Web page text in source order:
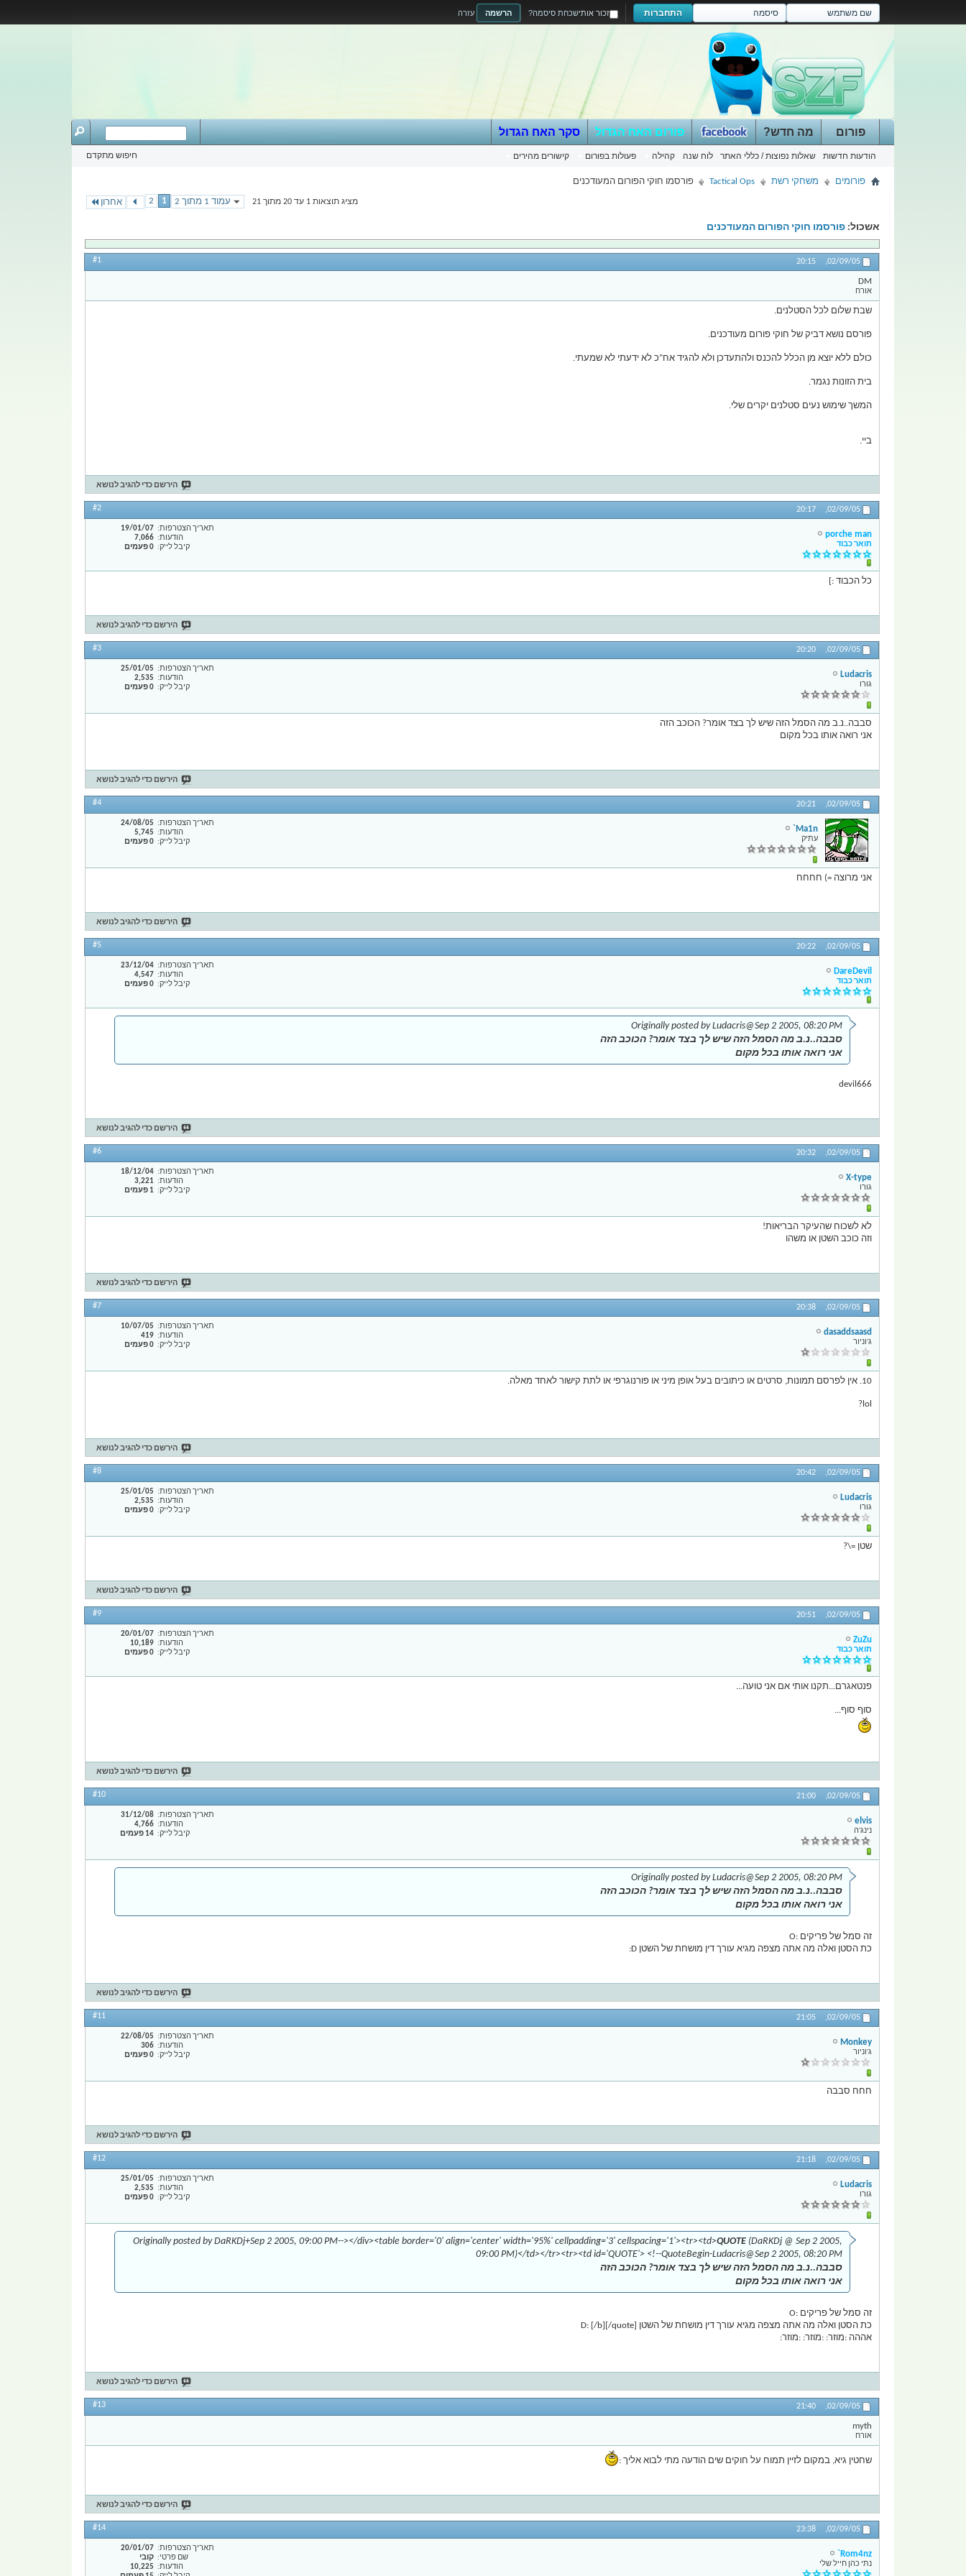
הרשמה עזרה התחברות זכור אותישכחת סיסמה?
פורום
הודעות חדשות שאלות נפוצות / כללי האתר לוח שנה קהילה פעולות בפורום קישורים מהירים
מה חדש? פורום האח הגדול סקר האח הגדול
חיפוש מתקדם
פורומים משחקי רשת Tactical Ops פורסמו חוקי הפורום המעודכנים
עמוד 1 מתוך 2 1
2 אחרון מציג תוצאות 1 עד 20 מתוך 21
אשכול: פורסמו חוקי הפורום המעודכנים
02/09/05,
20:15
#1
DM
אורח
שבת שלום לכל הסטלנים.
פורסם נושא דביק של חוקי פורום מעודכנים.
כולם ללא יוצא מן הכלל להכנס ולהתעדכן ולא להגיד אח"כ לא ידעתי לא שמעתי.
בית הזונות נגמר.
המשך שימוש נעים סטלנים יקרים שלי.
ביי.
הירשם כדי להגיב לנושא
02/09/05,
20:17
#2
porche man
תואר כבוד
תאריך הצטרפות
19/01/07
הודעות
7,066
קיבל לייק
0 פעמים
כל הכבוד :]
הירשם כדי להגיב לנושא
02/09/05,
20:20
#3
Ludacris
גורו
תאריך הצטרפות
25/01/05
הודעות
2,535
קיבל לייק
0 פעמים
סבבה..נ.ב מה הסמל הזה שיש לך בצד אומר? הכוכב הזה
אני רואה אותו בכל מקום
הירשם כדי להגיב לנושא
02/09/05,
20:21
#4
Ma1n`
עתיק
תאריך הצטרפות
24/08/05
הודעות
5,745
קיבל לייק
0 פעמים
אני מרוצה =) חחחח
הירשם כדי להגיב לנושא
02/09/05,
20:22
#5
DareDevil
תואר כבוד
תאריך הצטרפות
23/12/04
הודעות
4,547
קיבל לייק
0 פעמים
Originally posted by Ludacris@Sep 2 2005, 08:20 PM
סבבה..נ.ב מה הסמל הזה שיש לך בצד אומר? הכוכב הזה
אני רואה אותו בכל מקום
devil666
הירשם כדי להגיב לנושא
02/09/05,
20:32
#6
X-type
גורו
תאריך הצטרפות
18/12/04
הודעות
3,221
קיבל לייק
1 פעמים
לא לשכוח שהעיקר הבריאות!
וזה כוכב השטן או משהו
הירשם כדי להגיב לנושא
02/09/05,
20:38
#7
dasaddsaasd
ג'וניור
תאריך הצטרפות
10/07/05
הודעות
419
קיבל לייק
0 פעמים
10. אין לפרסם תמונות, סרטים או כיתובים בעל אופן מיני או פורנוגרפי או לתת קישור לאחד מאלה.
lol?
הירשם כדי להגיב לנושא
02/09/05,
20:42
#8
Ludacris
גורו
תאריך הצטרפות
25/01/05
הודעות
2,535
קיבל לייק
0 פעמים
שטן =\?
הירשם כדי להגיב לנושא
02/09/05,
20:51
#9
ZuZu
תואר כבוד
תאריך הצטרפות
20/01/07
הודעות
10,189
קיבל לייק
0 פעמים
פנטאגרם...תקנו אותי אם אני טועה...
סוף סוף...
הירשם כדי להגיב לנושא
02/09/05,
21:00
#10
elvis
נינג'ה
תאריך הצטרפות
31/12/08
הודעות
4,766
קיבל לייק
14 פעמים
Originally posted by Ludacris@Sep 2 2005, 08:20 PM
סבבה..נ.ב מה הסמל הזה שיש לך בצד אומר? הכוכב הזה
אני רואה אותו בכל מקום
זה סמל של פריקים :O
כת הסטן ואלה מה אתה מצפה מגיא עורך דין מושחת של השטן D:
הירשם כדי להגיב לנושא
02/09/05,
21:05
#11
Monkey
ג'וניור
תאריך הצטרפות
22/08/05
הודעות
306
קיבל לייק
0 פעמים
חחח סבבה
הירשם כדי להגיב לנושא
02/09/05,
21:18
#12
Ludacris
גורו
תאריך הצטרפות
25/01/05
הודעות
2,535
קיבל לייק
0 פעמים
Originally posted by DaRKDj+Sep 2 2005, 09:00 PM--></div><table border='0' align='center' width='95%' cellpadding='3' cellspacing='1'><tr><td>QUOTE (DaRKDj @ Sep 2 2005,
09:00 PM)</td></tr><tr><td id='QUOTE'> <!--QuoteBegin-Ludacris@Sep 2 2005, 08:20 PM
סבבה..נ.ב מה הסמל הזה שיש לך בצד אומר? הכוכב הזה
אני רואה אותו בכל מקום
זה סמל של פריקים :O
כת הסטן ואלה מה אתה מצפה מגיא עורך דין מושחת של השטן D: [/b][/quote]
אההה :מוזר: :מוזר: :מוזר:
הירשם כדי להגיב לנושא
02/09/05,
21:40
#13
myth
אורח
שחטין גיא, במקום לזיין תמוח על חוקים שים הודעה מתי לבוא אליך :
הירשם כדי להגיב לנושא
02/09/05,
23:38
#14
Rom4nz`
נתי כהן חייל שלי
תאריך הצטרפות
20/01/07
שם פרטי
קובי
הודעות
10,225